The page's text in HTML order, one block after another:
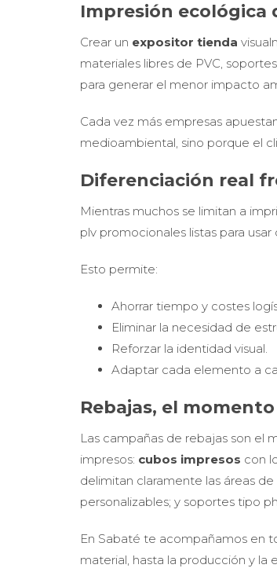
Impresión ecológica
Crear un expositor tienda
materiales libres de PVC,
para generar el menor impacto
Cada vez más empresas
medioambiental, sino porque el
Diferenciación real
Mientras muchos se limitan a
plv promocionales listas para
Esto permite:
Ahorrar tiempo y costes
Eliminar la necesidad de
Reforzar la identidad visual.
Adaptar cada elemento a
Rebajas, el
Las campañas de rebajas son el
impresos: cubos impresos con
delimitan claramente las áreas de
personalizables; y soportes tipo
En Sabaté te acompañamos en
material, hasta la producción y